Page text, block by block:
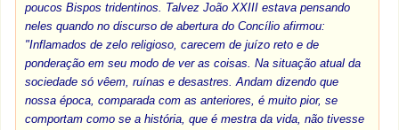
poucos Bispos tridentinos. Talvez João XXIII estava pensando
neles quando no discurso de abertura do Concílio afirmou:
"Inflamados de zelo religioso, carecem de juízo reto e de
ponderação em seu modo de ver as coisas. Na situação atual da
sociedade só vêem, ruínas e desastres. Andam dizendo que
nossa época, comparada com as anteriores, é muito pior, se
comportam como se a história, que é mestra da vida, não tivesse